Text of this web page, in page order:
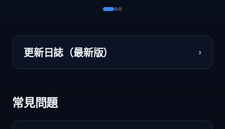
更新日誌（最新版） ›
常見問題